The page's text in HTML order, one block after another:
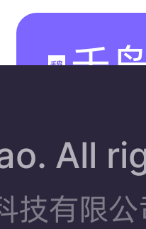
静相
千
All
技有限公